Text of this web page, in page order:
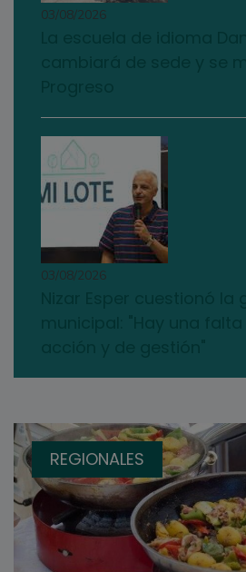
03/08/2026
03/08/2026
REGIONALES